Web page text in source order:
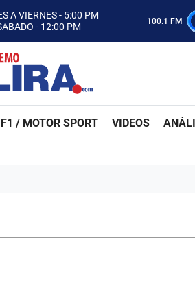
A VIERNES - 5:00 PM
- 12:00 PM
AUTOS AL CIEN
MEMO LIRA Y SU EQUIPO
A VIERNES - 5:00 PM
SABADO - 12:00 PM
100.1 FM
F1 / MOTOR SPORT VIDEOS